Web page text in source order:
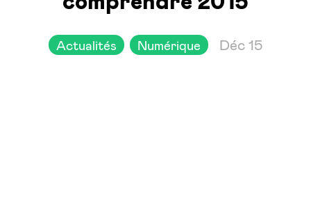
L’agence
Actualités Numérique Déc 15